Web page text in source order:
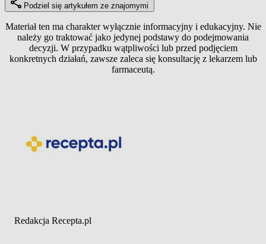
Podziel się artykułem ze znajomymi
Materiał ten ma charakter wyłącznie informacyjny i edukacyjny. Nie
należy go traktować jako jedynej podstawy do podejmowania
decyzji. W przypadku wątpliwości lub przed podjęciem
konkretnych działań, zawsze zaleca się konsultację z lekarzem lub
farmaceutą.
Redakcja Recepta.pl